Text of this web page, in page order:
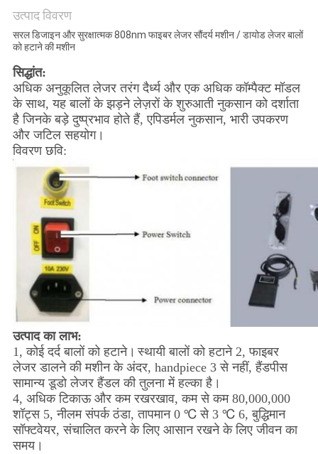
उत्पाद विवरण
सरल डिजाइन और सुरक्षात्मक 808nm फाइबर लेजर सौंदर्य मशीन / डायोड लेजर बालों
को हटाने की मशीन
सिद्धांत:
अधिक अनुकूलित लेजर तरंग दैर्ध्य और एक अधिक कॉम्पैक्ट मॉडल
के साथ, यह बालों के झड़ने लेज़रों के शुरुआती नुकसान को दर्शाता
है जिनके बड़े दुष्प्रभाव होते हैं, एपिडर्मल नुकसान, भारी उपकरण
और जटिल सहयोग।
विवरण छवि:
उत्पाद का लाभ:
1, कोई दर्द बालों को हटाने। स्थायी बालों को हटाने 2, फाइबर
लेजर डालने की मशीन के अंदर, handpiece 3 से नहीं, हैंडपीस
सामान्य डूडो लेजर हैंडल की तुलना में हल्का है।
4, अधिक टिकाऊ और कम रखरखाव, कम से कम 80,000,000
शॉट्स 5, नीलम संपर्क ठंडा, तापमान 0 ℃ से 3 ℃ 6, बुद्धिमान
सॉफ्टवेयर, संचालित करने के लिए आसान रखने के लिए जीवन का
समय।